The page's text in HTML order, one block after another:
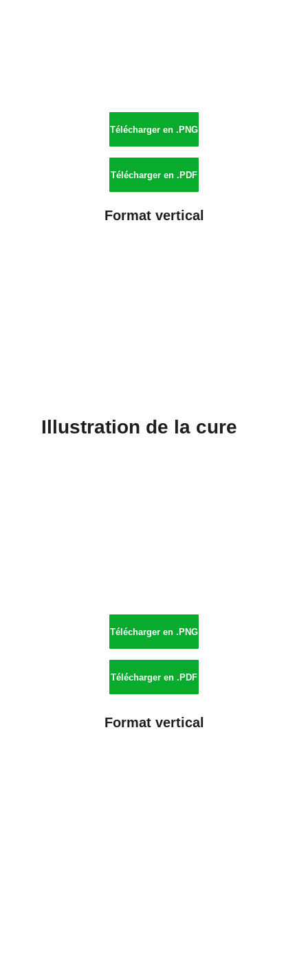
Format vertical
Télécharger en .PNG
Télécharger en .PDF
Illustration de la cure
Format vertical
Télécharger en .PNG
Télécharger en .PDF